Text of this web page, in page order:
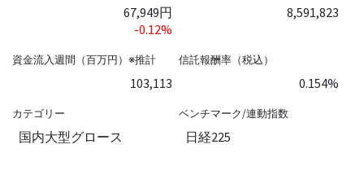
67,949円
-0.12%
8,591,823
資金流入週間（百万円）※推計
103,113
信託報酬率（税込）
0.154%
カテゴリー
国内大型グロース
ベンチマーク/連動指数
日経225